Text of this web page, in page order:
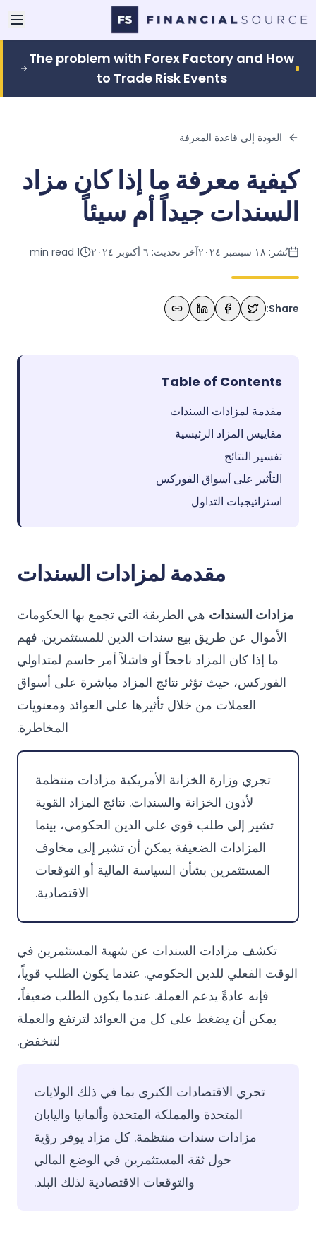
The problem with Forex Factory and How
to Trade Risk Events
العودة إلى قاعدة المعرفة
كيفية معرفة ما إذا كان مزاد
السندات جيداً أم سيئاً
نُشر: ١٨ سبتمبر ٢٠٢٤ آخر تحديث: ٦ أكتوبر ٢٠٢٤ 1
Share:
Table of Contents
مقدمة لمزادات السندات
مقاييس المزاد الرئيسية
تفسير النتائج
التأثير على أسواق الفوركس
استراتيجيات التداول
مقدمة لمزادات السندات
مزادات السندات هي الطريقة التي تجمع بها الحكومات
الأموال عن طريق بيع سندات الدين للمستثمرين. فهم
ما إذا كان المزاد ناجحاً أو فاشلاً أمر حاسم لمتداولي
الفوركس، حيث تؤثر نتائج المزاد مباشرة على أسواق
العملات من خلال تأثيرها على العوائد ومعنويات
المخاطرة.
تجري وزارة الخزانة الأمريكية مزادات منتظمة
لأذون الخزانة والسندات. نتائج المزاد القوية
تشير إلى طلب قوي على الدين الحكومي، بينما
المزادات الضعيفة يمكن أن تشير إلى مخاوف
المستثمرين بشأن السياسة المالية أو التوقعات
الاقتصادية.
تكشف مزادات السندات عن شهية المستثمرين في
الوقت الفعلي للدين الحكومي. عندما يكون الطلب قوياً،
فإنه عادةً يدعم العملة. عندما يكون الطلب ضعيفاً،
يمكن أن يضغط على كل من العوائد لترتفع والعملة
لتنخفض.
تجري الاقتصادات الكبرى بما في ذلك الولايات
المتحدة والمملكة المتحدة وألمانيا واليابان
مزادات سندات منتظمة. كل مزاد يوفر رؤية
حول ثقة المستثمرين في الوضع المالي
والتوقعات الاقتصادية لذلك البلد.